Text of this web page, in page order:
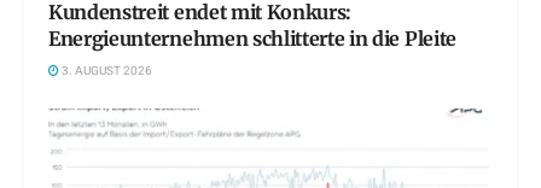
Kundenstreit endet mit Konkurs:
Energieunternehmen schlitterte in die Pleite
3. AUGUST 2026